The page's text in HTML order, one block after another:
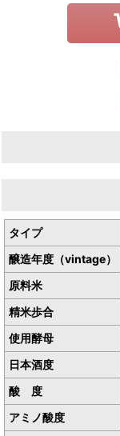
一度火入40％、二度
タイプ
醸造年度（vintage）
原料米
精米歩合
使用酵母
日本酒度
酸 度
アミノ酸度